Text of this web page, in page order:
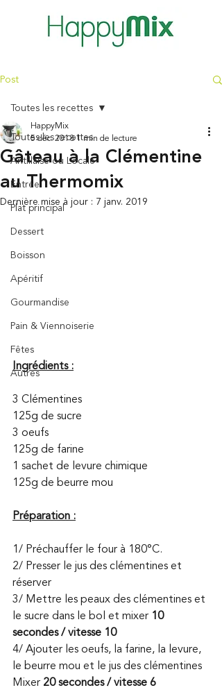
Post
Toutes les recettes
Antillaise ou Locale
Entrée
Plat principal
Dessert
Boisson
Apéritif
Gourmandise
Pain & Viennoiserie
Fêtes
Autres
Toutes les recettes
Gâteau à la Clémentine
au Thermomix
HappyMix
5 déc. 2018 1 min de lecture
Dernière mise à jour : 7 janv. 2019
Ingrédients :
3 Clémentines
125g de sucre
3 oeufs
125g de farine
1 sachet de levure chimique
125g de beurre mou
Préparation :
1/ Préchauffer le four à 180°C.
2/ Presser le jus des clémentines et
réserver
3/ Mettre les peaux des clémentines et
le sucre dans le bol et mixer 10
secondes / vitesse 10
4/ Ajouter les oeufs, la farine, la levure,
le beurre mou et le jus des clémentines
Mixer 20 secondes / vitesse 6